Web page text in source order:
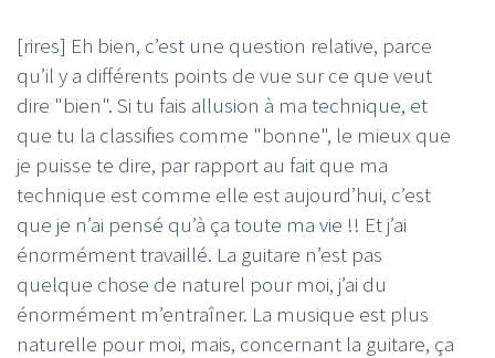
[rires] Eh bien, c’est une question relative, parce
qu’il y a différents points de vue sur ce que veut
dire "bien". Si tu fais allusion à ma technique, et
que tu la classifies comme "bonne", le mieux que
je puisse te dire, par rapport au fait que ma
technique est comme elle est aujourd’hui, c’est
que je n’ai pensé qu’à ça toute ma vie !! Et j’ai
énormément travaillé. La guitare n’est pas
quelque chose de naturel pour moi, j’ai du
énormément m’entraîner. La musique est plus
naturelle pour moi, mais, concernant la guitare, ça